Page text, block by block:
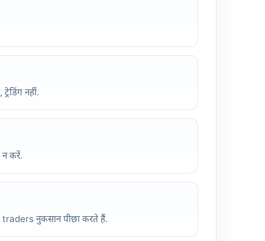
नहीं.
न करें.
traders नुकसान पीछा करते हैं.